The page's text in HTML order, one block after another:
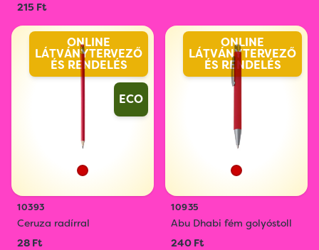
215 Ft
ONLINE
LÁTVÁNYTERVEZŐ
ÉS RENDELÉS
ECO
10393
Ceruza radírral
28 Ft
ONLINE
LÁTVÁNYTERVEZŐ
ÉS RENDELÉS
10935
Abu Dhabi fém golyóstoll
240 Ft